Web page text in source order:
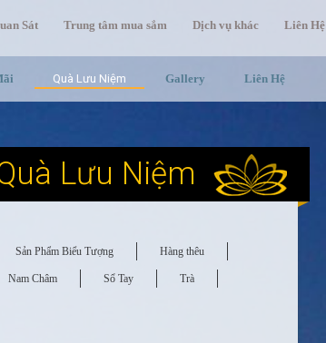
Sát Trung tâm mua sắm Dịch vụ khác Liên Hệ
Quà Lưu Niệm Gallery Liên Hệ
Lưu Niệm
Sản Phẩm Biểu Tượng Hàng thêu
Nam Châm Sổ Tay Trà